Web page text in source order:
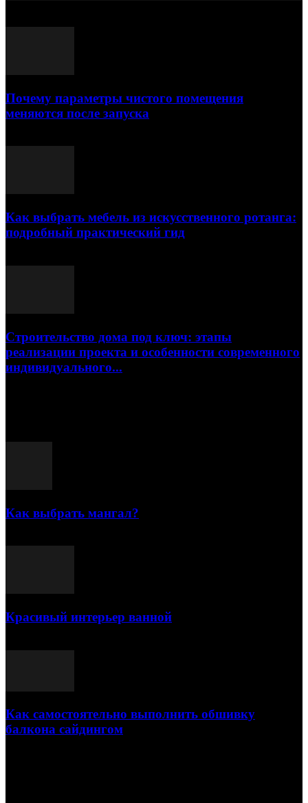
Почему параметры чистого помещения
меняются после запуска
Как выбрать мебель из искусственного ротанга:
подробный практический гид
Строительство дома под ключ: этапы
реализации проекта и особенности современного
индивидуального...
Как выбрать мангал?
Красивый интерьер ванной
Как самостоятельно выполнить обшивку
балкона сайдингом